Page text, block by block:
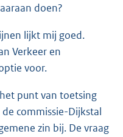
doen?
lijkt mij goed.
Verkeer en
voor.
punt van toetsing
commissie-Dijkstal
zin bij. De vraag